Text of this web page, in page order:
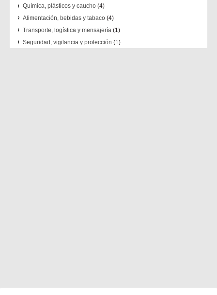
Química, plásticos y caucho(4)
Alimentación, bebidas y tabaco(4)
Transporte, logística y mensajería(1)
Seguridad, vigilancia y protección (1)